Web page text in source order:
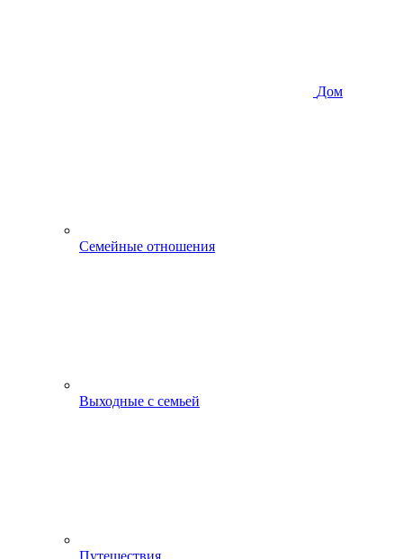
Дом
Семейные отношения
Выходные с семьей
Путешествия